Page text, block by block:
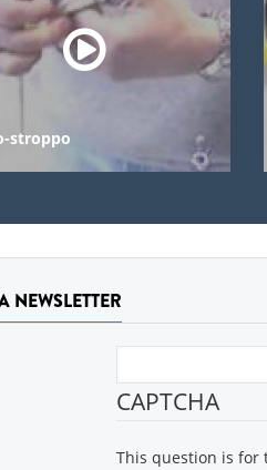
stroppo
CAPTCHA
This question is for